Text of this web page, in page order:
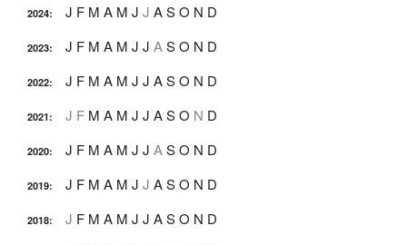
2024: J F M A M J J ASO N D
2023: J F M A M J J ASO N D
2022: J F M A M J J ASO N D
2021: J F M A M J J ASO N D
2020: J F M A M J J ASO N D
2019: J F M A M J J ASO N D
2018: J F M A M J J ASO N D